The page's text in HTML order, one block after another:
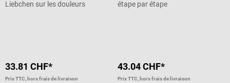
de résine acyrlique douce pour la
corps Peut être découpé selon les
besoins Utilisable pendant
Liebchen sur les douleurs
33.81 CHF*
Prix TTC, hors frais de livraison
étape par étape
43.04 CHF*
Prix TTC, hors frais de livraison